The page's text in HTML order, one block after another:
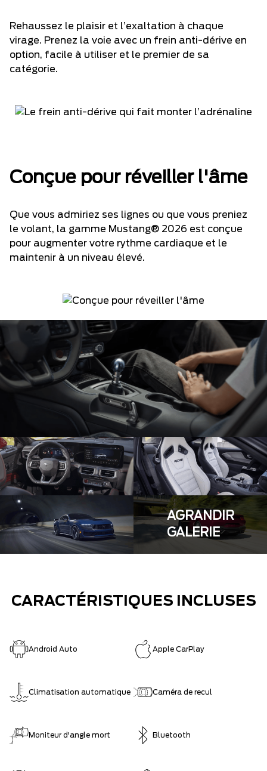
Rehaussez le plaisir et l’exaltation à chaque
virage. Prenez la voie avec un frein anti-dérive en
option, facile à utiliser et le premier de sa
catégorie.
Conçue pour réveiller l'âme
Que vous admiriez ses lignes ou que vous preniez
le volant, la gamme Mustang® 2026 est conçue
pour augmenter votre rythme cardiaque et le
maintenir à un niveau élevé.
AGRANDIR
GALERIE
CARACTÉRISTIQUES INCLUSES
Android Auto Apple CarPlay
Climatisation automatique Caméra de recul
Moniteur d'angle mort Bluetooth